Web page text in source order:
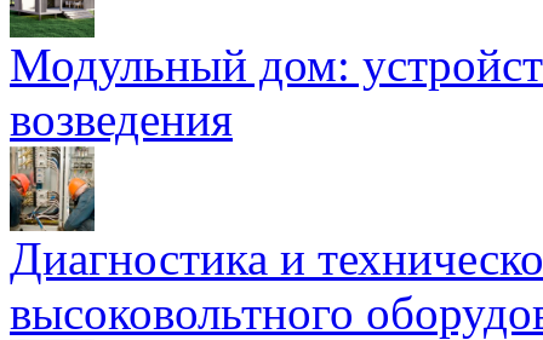
Модульный дом:
возведения
Диагностика и
высоковольтного